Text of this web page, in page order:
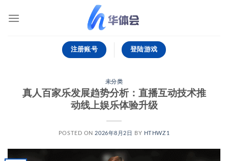
注册账号 登陆游戏
未分类
真人百家乐发展趋势分析：直播互动技术推
动线上娱乐体验升级
POSTED ON 2026年8月2日 BY HTHWZ1